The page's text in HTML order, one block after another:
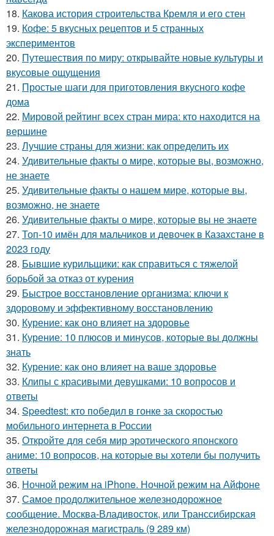
18. Какова история строительства Кремля и его стен
19. Кофе: 5 вкусных рецептов и 5 странных
экспериментов
20. Путешествия по миру: открывайте новые культуры и
вкусовые ощущения
21. Простые шаги для приготовления вкусного кофе
дома
22. Мировой рейтинг всех стран мира: кто находится на
вершине
23. Лучшие страны для жизни: как определить их
24. Удивительные факты о мире, которые вы, возможно,
не знаете
25. Удивительные факты о нашем мире, которые вы,
возможно, не знаете
26. Удивительные факты о мире, которые вы не знаете
27. Топ-10 имён для мальчиков и девочек в Казахстане в
2023 году
28. Бывшие курильщики: как справиться с тяжелой
борьбой за отказ от курения
29. Быстрое восстановление организма: ключи к
здоровому и эффективному восстановлению
30. Курение: как оно влияет на здоровье
31. Курение: 10 плюсов и минусов, которые вы должны
знать
32. Курение: как оно влияет на ваше здоровье
33. Клипы с красивыми девушками: 10 вопросов и
ответы
34. Speedtest: кто победил в гонке за скоростью
мобильного интернета в России
35. Откройте для себя мир эротического японского
аниме: 10 вопросов, на которые вы хотели бы получить
ответы
36. Ночной режим на iPhone. Ночной режим на Айфоне
37. Самое продолжительное железнодорожное
сообщение. Москва-Владивосток, или Транссибирская
железнодорожная магистраль (9 289 км)